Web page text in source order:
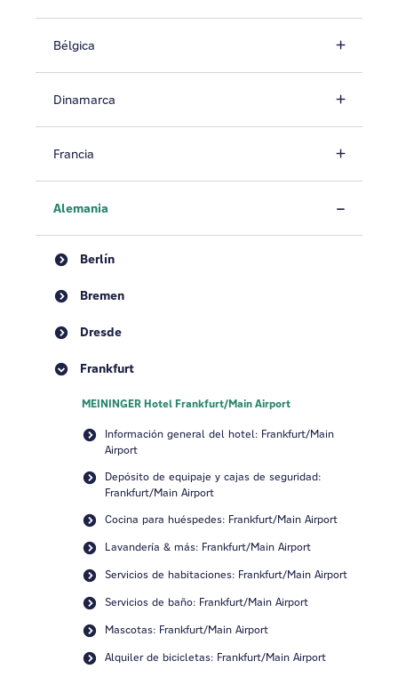
Bélgica
Dinamarca
Francia
Alemania
Berlín
Bremen
Dresde
Frankfurt
MEININGER Hotel Frankfurt/Main Airport
Información general del hotel: Frankfurt/Main
Airport
Depósito de equipaje y cajas de seguridad:
Frankfurt/Main Airport
Cocina para huéspedes: Frankfurt/Main Airport
Lavandería & más: Frankfurt/Main Airport
Servicios de habitaciones: Frankfurt/Main Airport
Servicios de baño: Frankfurt/Main Airport
Mascotas: Frankfurt/Main Airport
Alquiler de bicicletas: Frankfurt/Main Airport